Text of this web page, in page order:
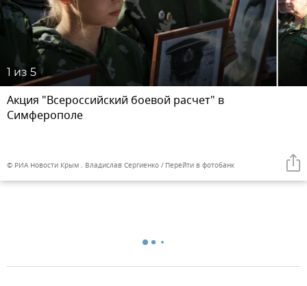
1 из 5
Акция "Всероссийский боевой расчет" в
Симферополе
© РИА Новости Крым . Владислав Сергиенко Перейти в фотобанк